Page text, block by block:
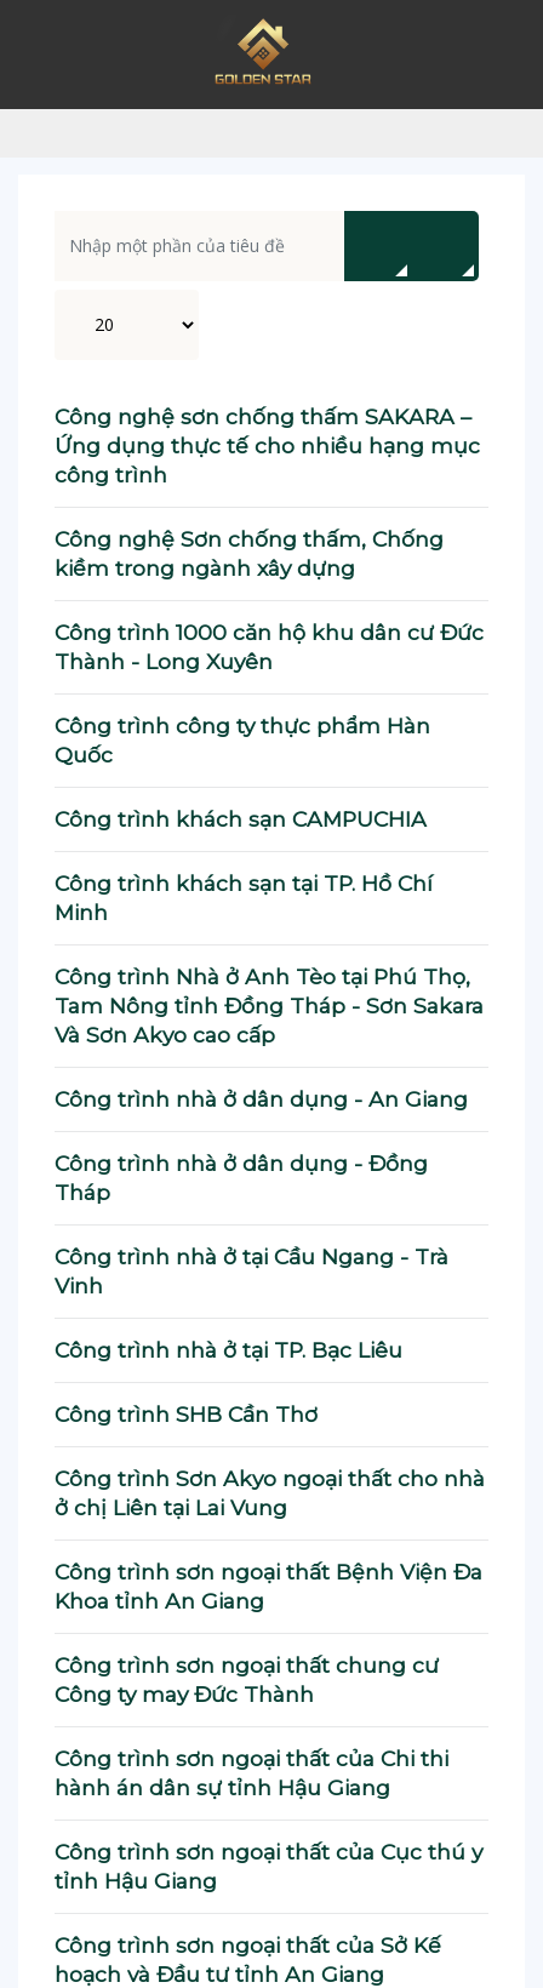
Công nghệ sơn chống thấm SAKARA –
Ứng dụng thực tế cho nhiều hạng mục
công trình
Công nghệ Sơn chống thấm, Chống
kiềm trong ngành xây dựng
Công trình 1000 căn hộ khu dân cư Đức
Thành - Long Xuyên
Công trình công ty thực phẩm Hàn
Quốc
Công trình khách sạn CAMPUCHIA
Công trình khách sạn tại TP. Hồ Chí
Minh
Công trình Nhà ở Anh Tèo tại Phú Thọ,
Tam Nông tỉnh Đồng Tháp - Sơn Sakara
Và Sơn Akyo cao cấp
Công trình nhà ở dân dụng - An Giang
Công trình nhà ở dân dụng - Đồng
Tháp
Công trình nhà ở tại Cầu Ngang - Trà
Vinh
Công trình nhà ở tại TP. Bạc Liêu
Công trình SHB Cần Thơ
Công trình Sơn Akyo ngoại thất cho nhà
ở chị Liên tại Lai Vung
Công trình sơn ngoại thất Bệnh Viện Đa
Khoa tỉnh An Giang
Công trình sơn ngoại thất chung cư
Công ty may Đức Thành
Công trình sơn ngoại thất của Chi thi
hành án dân sự tỉnh Hậu Giang
Công trình sơn ngoại thất của Cục thú y
tỉnh Hậu Giang
Công trình sơn ngoại thất của Sở Kế
hoạch và Đầu tư tỉnh An Giang